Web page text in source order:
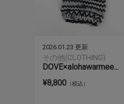
2026.01.23 更新
その他(CLOTHING)
DOVE×alohawarmee...
¥8,800 （税込）